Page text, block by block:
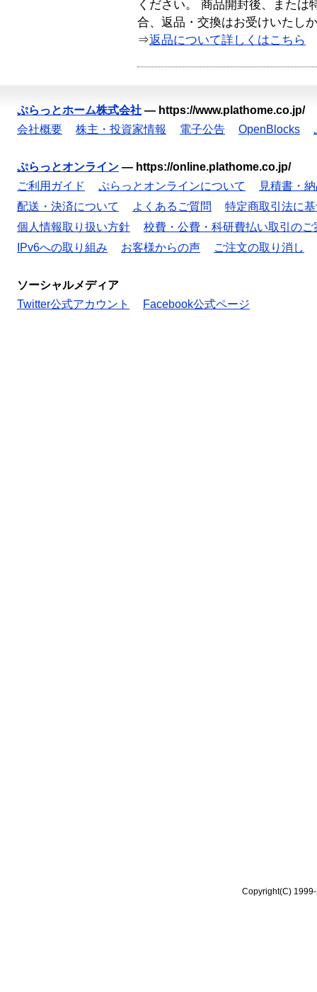
ください。 商品開封後、または
合、返品・交換はお受けいたし
⇒返品について詳しくはこちら
ぷらっとホーム株式会社 — https://www.plathome.co.jp/
会社概要
株主・投資家情報 電子公告 OpenBlocks
ぷらっとオンライン — https://online.plathome.co.jp/
ご利用ガイド
ぷらっとオンラインについて
見積書・
配送・決済について
よくあるご質問
特定商取引法に
個人情報取り扱い方針
校費・公費・科研費払い取引のご
IPv6への取り組み
お客様からの声 ご注文の取り消し
ソーシャルメディア
Twitter公式アカウント
Facebook公式ページ
Copyright(C)